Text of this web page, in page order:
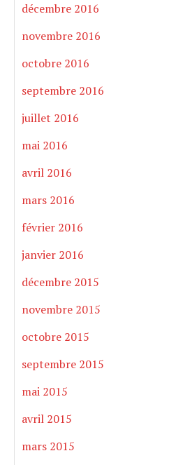
décembre 2016
novembre 2016
octobre 2016
septembre 2016
juillet 2016
mai 2016
avril 2016
mars 2016
février 2016
janvier 2016
décembre 2015
novembre 2015
octobre 2015
septembre 2015
mai 2015
avril 2015
mars 2015